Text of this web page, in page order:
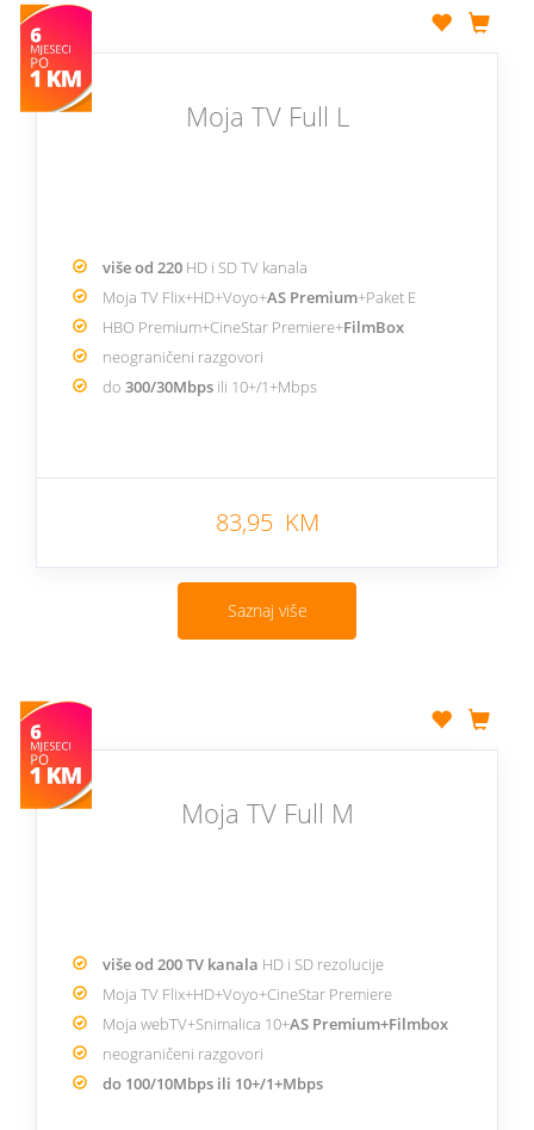
Moja TV Full L
više od 220 HD i SD TV kanala
Moja TV Flix+HD+Voyo+AS Premium+Paket E
HBO Premium+CineStar Premiere+FilmBox
neograničeni razgovori
do 300/30Mbps ili 10+/1+Mbps
83,95 KM
Saznaj više
Moja TV Full M
više od 200 TV kanala HD i SD rezolucije
Moja TV Flix+HD+Voyo+CineStar Premiere
Moja webTV+Snimalica 10+AS Premium+Filmbox
neograničeni razgovori
do 100/10Mbps ili 10+/1+Mbps